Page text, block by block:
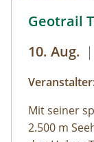
Geotrail
10. Aug. |
Mit seiner
2.500 m